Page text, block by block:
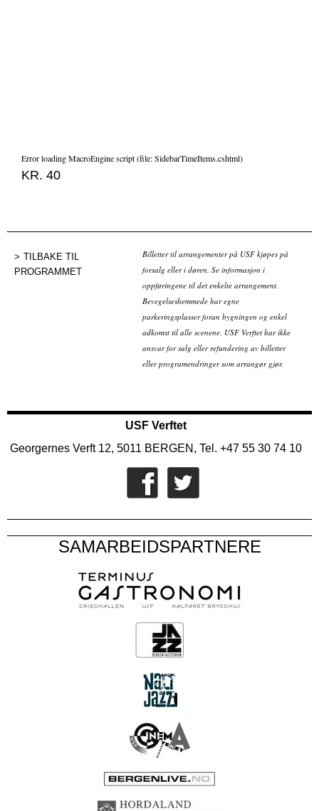
Error loading MacroEngine script (file: SidebarTimeItems.cshtml)
KR. 40
TILBAKE TIL
PROGRAMMET
Billetter til arrangementer på USF kjøpes på
forsalg eller i døren. Se informasjon i
oppføringene til det enkelte arrangement.
Bevegelseshemmede har egne
parkeringsplasser foran bygningen og enkel
adkomst til alle scenene. USF Verftet har ikke
ansvar for salg eller refundering av billetter
eller programendringer som arrangør gjør.
USF Verftet
Georgernes Verft 12, 5011 BERGEN, Tel. +47 55 30 74 10
SAMARBEIDSPARTNERE